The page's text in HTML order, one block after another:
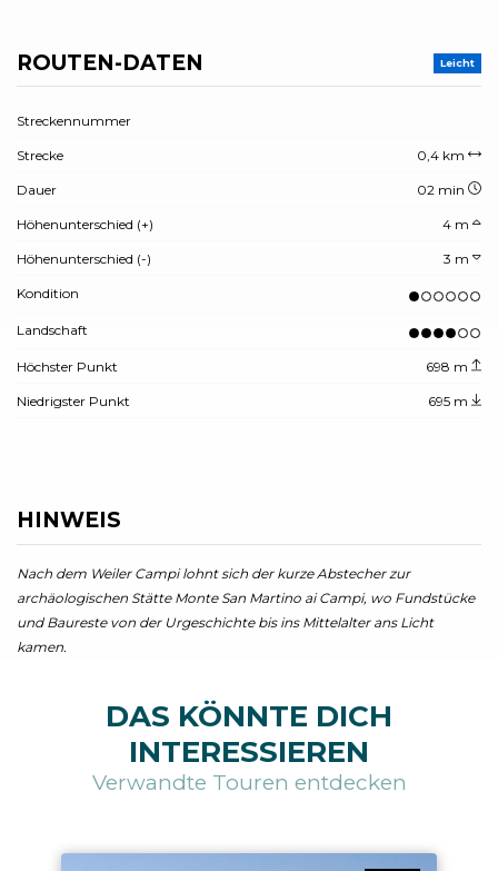
ROUTEN-DATEN Leicht
Streckennummer
Strecke 0,4 km
Dauer 02 min
Höhenunterschied (+) 4 m
Höhenunterschied (-) 3 m
Kondition
Landschaft
Höchster Punkt 698 m
Niedrigster Punkt 695 m
HINWEIS
Nach dem Weiler Campi lohnt sich der kurze Abstecher zur
archäologischen Stätte Monte San Martino ai Campi, wo Fundstücke
und Baureste von der Urgeschichte bis ins Mittelalter ans Licht
kamen.
DAS KÖNNTE DICH
INTERESSIEREN
Verwandte Touren entdecken